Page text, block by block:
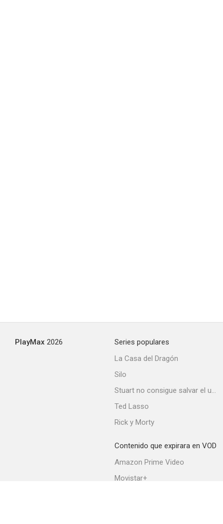
PlayMax 2026
Series populares
La Casa del Dragón
Silo
Stuart no consigue salvar el universo
Ted Lasso
Rick y Morty
Contenido que expirara en VOD
Amazon Prime Video
Movistar+